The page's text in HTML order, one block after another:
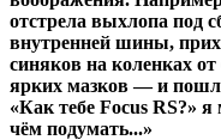
отстрела выхлопа под
внутренней шины,
синяков на коленках
ярких мазков — и
«Как тебе Focus RS?»
чём подумать...»